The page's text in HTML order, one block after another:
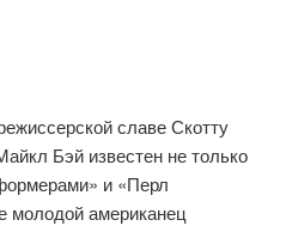
славе Скотту
Бэй известен не только
и «Перл
молодой американец